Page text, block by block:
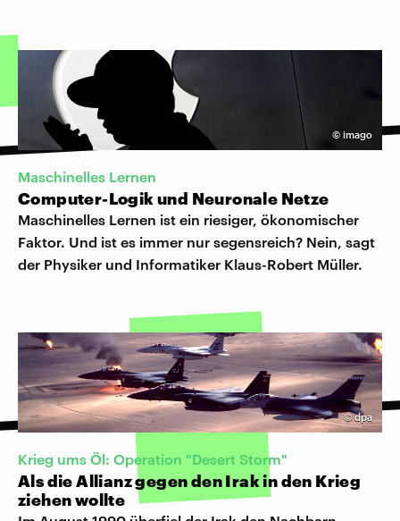
© imago
Maschinelles Lernen
Computer-Logik und Neuronale Netze
Maschinelles Lernen ist ein riesiger, ökonomischer
Faktor. Und ist es immer nur segensreich? Nein, sagt
der Physiker und Informatiker Klaus-Robert Müller.
©dpa
Krieg ums Öl: Operation "Desert Storm"
Als die Allianz gegen den Irak in den Krieg
ziehen wollte